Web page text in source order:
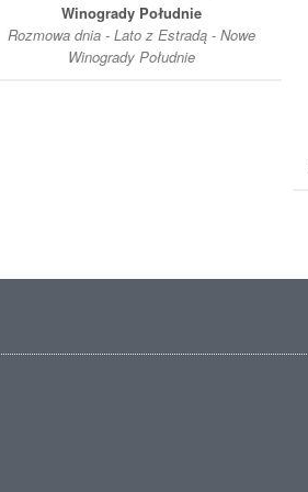
Winogrady Południe
Rozmowa dnia - Lato z Estradą - Nowe
Winogrady Południe